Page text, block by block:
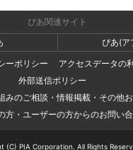
ぴあ関連サイト
ぴあ(ア
ーポリシー
アクセスデータの
外部送信ポリシー
みのご相談・情報掲載・その他
方・ユーザーの方からのお問い
(C) PIA Corporation. All Rights